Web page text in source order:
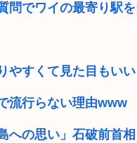
問でワイの最寄り駅
やすくて見た目もい
流行らない理由www
の思い」石破前首